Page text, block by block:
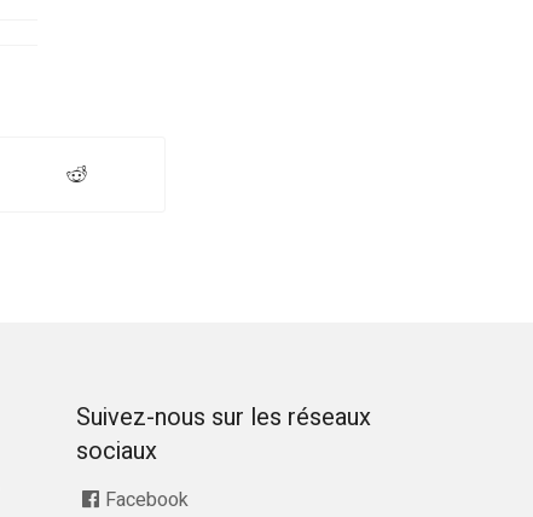
Suivez-nous sur les réseaux
sociaux
Facebook